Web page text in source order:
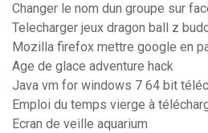
Changer le nom dun groupe sur
Telecharger jeux dragon ball z
Mozilla firefox mettre google en
Age de glace adventure hack
Java vm for windows 7 64 bit
Emploi du temps vierge à
Ecran de veille aquarium